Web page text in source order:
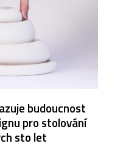
budoucnost
pro stolování
sto let